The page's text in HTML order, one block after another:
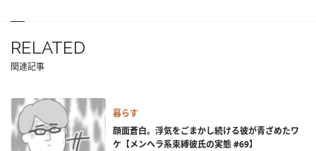
RELATED
関連記事
暮らす
顔面蒼白。浮気をごまかし続ける彼が青ざめたワ
ケ【メンヘラ系束縛彼氏の実態 #69】